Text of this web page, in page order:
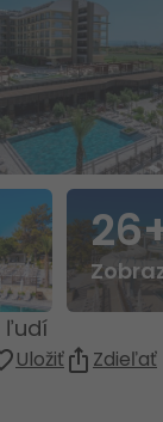
ľudí
Uložiť Zdieľať